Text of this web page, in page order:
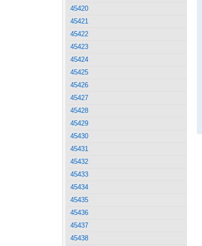
45420
45421
45422
45423
45424
45425
45426
45427
45428
45429
45430
45431
45432
45433
45434
45435
45436
45437
45438